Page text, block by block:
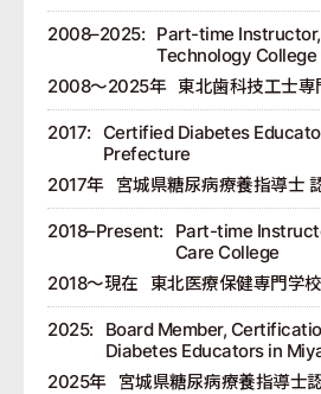
2008–2025:
Part-time
Technology College
2017:
Certified Diabetes
Prefecture
2018–Present:
Part-time
Care College
2025:
Board Member,
Diabetes Educators in
2008～2025年 東北歯科技工士
2017年 宮城県糖尿病療養指導士
2018～現在 東北医療保健専門学
2025年
宮城県糖尿病療養指導士